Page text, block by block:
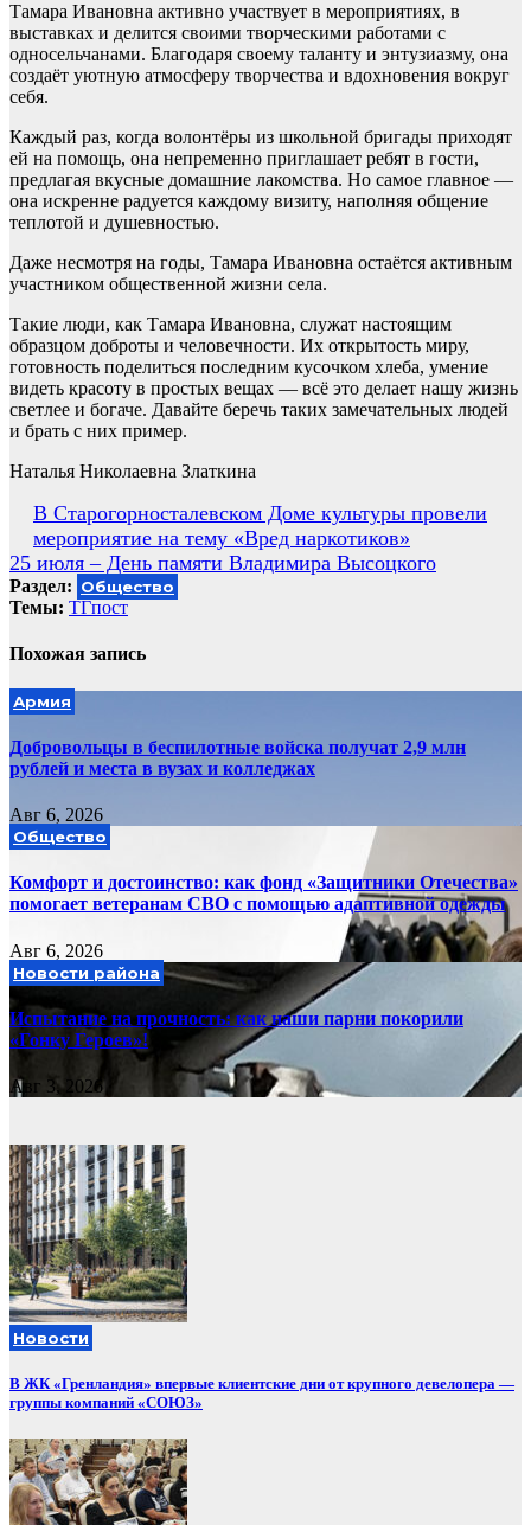
Тамара Ивановна активно участвует в мероприятиях, в
выставках и делится своими творческими работами с
односельчанами. Благодаря своему таланту и энтузиазму, она
создаёт уютную атмосферу творчества и вдохновения вокруг
себя.
Каждый раз, когда волонтёры из школьной бригады приходят
ей на помощь, она непременно приглашает ребят в гости,
предлагая вкусные домашние лакомства. Но самое главное —
она искренне радуется каждому визиту, наполняя общение
теплотой и душевностью.
Даже несмотря на годы, Тамара Ивановна остаётся активным
участником общественной жизни села.
Такие люди, как Тамара Ивановна, служат настоящим
образцом доброты и человечности. Их открытость миру,
готовность поделиться последним кусочком хлеба, умение
видеть красоту в простых вещах — всё это делает нашу жизнь
светлее и богаче. Давайте беречь таких замечательных людей
и брать с них пример.
Наталья Николаевна Златкина
Навигация
по
записям
В Старогорносталевском Доме культуры провели
мероприятие на тему «Вред наркотиков»
25 июля – День памяти Владимира Высоцкого
Раздел: Общество
Темы: ТГпост
Похожая запись
Армия
Добровольцы в беспилотные войска получат 2,9 млн
рублей и места в вузах и колледжах
Авг 6, 2026
Общество
Комфорт и достоинство: как фонд «Защитники Отечества»
помогает ветеранам СВО с помощью адаптивной одежды
Авг 6, 2026
Новости района
Испытание на прочность: как наши парни покорили
«Гонку Героев»!
Авг 3, 2026
Новости
В ЖК «Гренландия» впервые клиентские дни от крупного девелопера —
группы компаний «СОЮЗ»